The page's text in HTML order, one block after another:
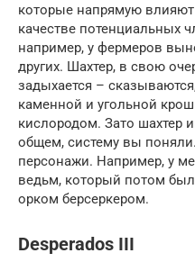
которые напрямую
качестве потенциальных
например, у фермеров
других. Шахтер, в свою
задыхается –
каменной и угольной
кислородом. Зато шахтер
общем, систему вы
персонажи. Например, у
ведьм, который потом
орком берсеркером.
Desperados III